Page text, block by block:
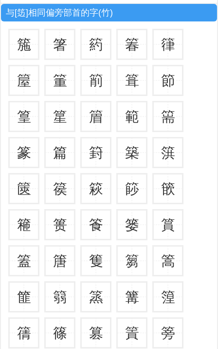
与[笾]相同偏旁部首的字(竹)
箷 箸 箹 箺 箻
箼 箽 箾 箿 節
篁 篂 篃 範 篅
篆 篇 篈 築 篊
篋 篌 篍 篎 篏
篐 篑 篒 篓 篔
篕 篖 篗 篘 篙
篚 篛 篜 篝 篞
篟 篠 篡 篢 篣